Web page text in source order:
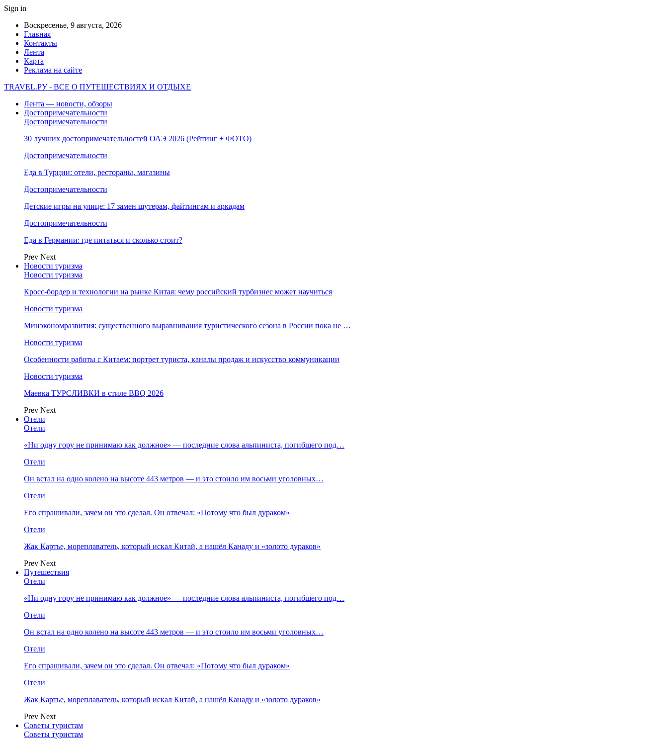
Sign in
Воскресенье, 9 августа, 2026
Главная
Контакты
Лента
Карта
Реклама на сайте
TRAVEL.РУ - ВСЕ О ПУТЕШЕСТВИЯХ И ОТДЫХЕ
Лента — новости, обзоры
Достопримечательности
Достопримечательности
30 лучших достопримечательностей ОАЭ 2026 (Рейтинг + ФОТО)
Достопримечательности
Еда в Турции: отели, рестораны, магазины
Достопримечательности
Детские игры на улице: 17 замен шутерам, файтингам и аркадам
Достопримечательности
Еда в Германии: где питаться и сколько стоит?
Prev Next
Новости туризма
Новости туризма
Кросс-бордер и технологии на рынке Китая: чему российский турбизнес может научиться
Новости туризма
Минэкономразвития: существенного выравнивания туристического сезона в России пока не …
Новости туризма
Особенности работы с Китаем: портрет туриста, каналы продаж и искусство коммуникации
Новости туризма
Маевка ТУРСЛИВКИ в стиле BBQ 2026
Prev Next
Отели
Отели
«Ни одну гору не принимаю как должное» — последние слова альпиниста, погибшего под…
Отели
Он встал на одно колено на высоте 443 метров — и это стоило им восьми уголовных…
Отели
Его спрашивали, зачем он это сделал. Он отвечал: «Потому что был дураком»
Отели
Жак Картье, мореплаватель, который искал Китай, а нашёл Канаду и «золото дураков»
Prev Next
Путешествия
Отели
«Ни одну гору не принимаю как должное» — последние слова альпиниста, погибшего под…
Отели
Он встал на одно колено на высоте 443 метров — и это стоило им восьми уголовных…
Отели
Его спрашивали, зачем он это сделал. Он отвечал: «Потому что был дураком»
Отели
Жак Картье, мореплаватель, который искал Китай, а нашёл Канаду и «золото дураков»
Prev Next
Советы туристам
Советы туристам